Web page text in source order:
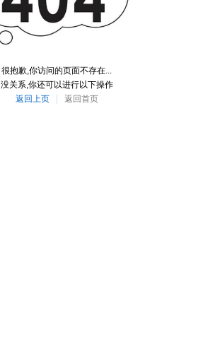
很抱歉,你访问的页面不存在...
没关系,你还可以进行以下操作
返回上页
返回首页